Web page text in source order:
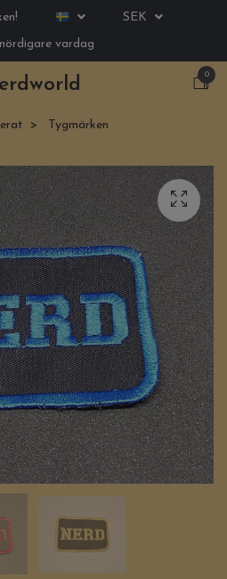
SEK
vardag
0
Tygmärken